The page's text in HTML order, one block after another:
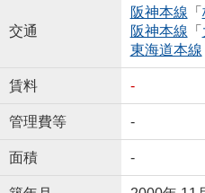
交通
阪神本線 「
阪神本線 「
東海道本線
賃料 -
管理費等 -
面積 -